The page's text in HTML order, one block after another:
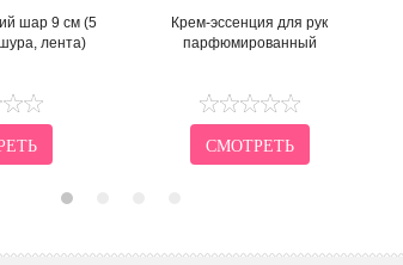
шар 9 см (5
лента)
Крем-эссенция для рук
парфюмированный
СМОТРЕТЬ